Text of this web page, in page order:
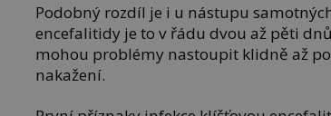
Podobný rozdíl je i u nástupu
encefalitidy je to v řádu dvou až pěti
mohou problémy nastoupit klidně až
nakažení.